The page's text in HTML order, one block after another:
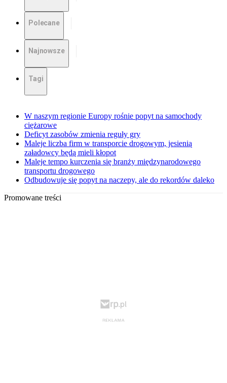
Polecane
Najnowsze
Tagi
W naszym regionie Europy rośnie popyt na samochody
ciężarowe
Deficyt zasobów zmienia reguły gry
Maleje liczba firm w transporcie drogowym, jesienią
załadowcy będą mieli kłopot
Maleje tempo kurczenia się branży międzynarodowego
transportu drogowego
Odbudowuje się popyt na naczepy, ale do rekordów daleko
Promowane treści